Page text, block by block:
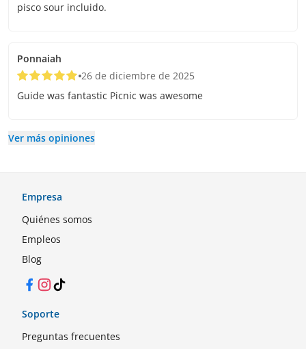
pisco sour incluido.
Ponnaiah
26 de diciembre de 2025
Guide was fantastic Picnic was awesome
Ver más opiniones
Empresa
Quiénes somos
Empleos
Blog
Facebook
Instagram
TikTok
Soporte
Preguntas frecuentes